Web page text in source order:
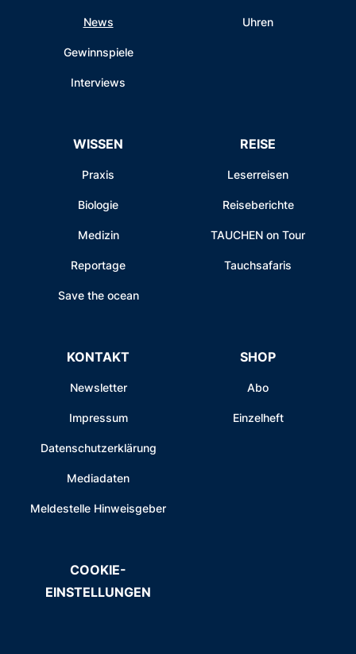
News
Gewinnspiele
Interviews
Uhren
WISSEN
Praxis
Biologie
Medizin
Reportage
Save the ocean
REISE
Leserreisen
Reiseberichte
TAUCHEN on Tour
Tauchsafaris
KONTAKT
Newsletter
Impressum
Datenschutzerklärung
Mediadaten
Meldestelle Hinweisgeber
SHOP
Abo
Einzelheft
COOKIE-
EINSTELLUNGEN